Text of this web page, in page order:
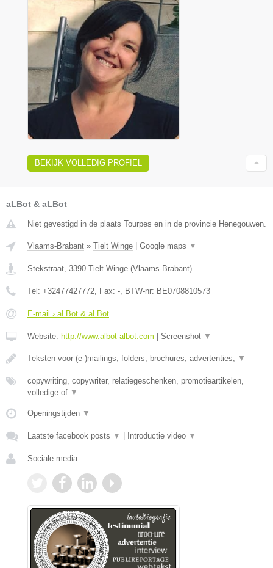
BEKIJK VOLLEDIG PROFIEL
aLBot & aLBot
Niet gevestigd in de plaats Tourpes en in de provincie Henegouwen.
Vlaams-Brabant » Tielt Winge Google maps ▼
Stekstraat, 3390 Tielt Winge (Vlaams-Brabant)
Tel: +32477427772, Fax: -, BTW-nr: BE0708810573
E-mail › aLBot & aLBot
Website: http://www.albot-albot.com Screenshot ▼
Teksten voor (e-)mailings, folders, brochures, advertenties, ▼
copywriting, copywriter, relatiegeschenken, promotieartikelen,
volledige of ▼
Openingstijden ▼
Laatste facebook posts ▼ Introductie video ▼
Sociale media: